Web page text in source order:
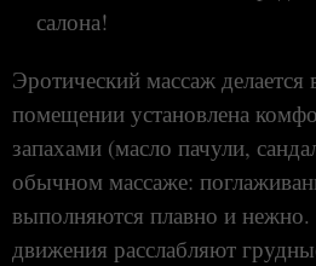
салона!
Эротический массаж
помещении установлена
запахами (масло пачули,
обычном массаже:
выполняются плавно и
движения расслабляют